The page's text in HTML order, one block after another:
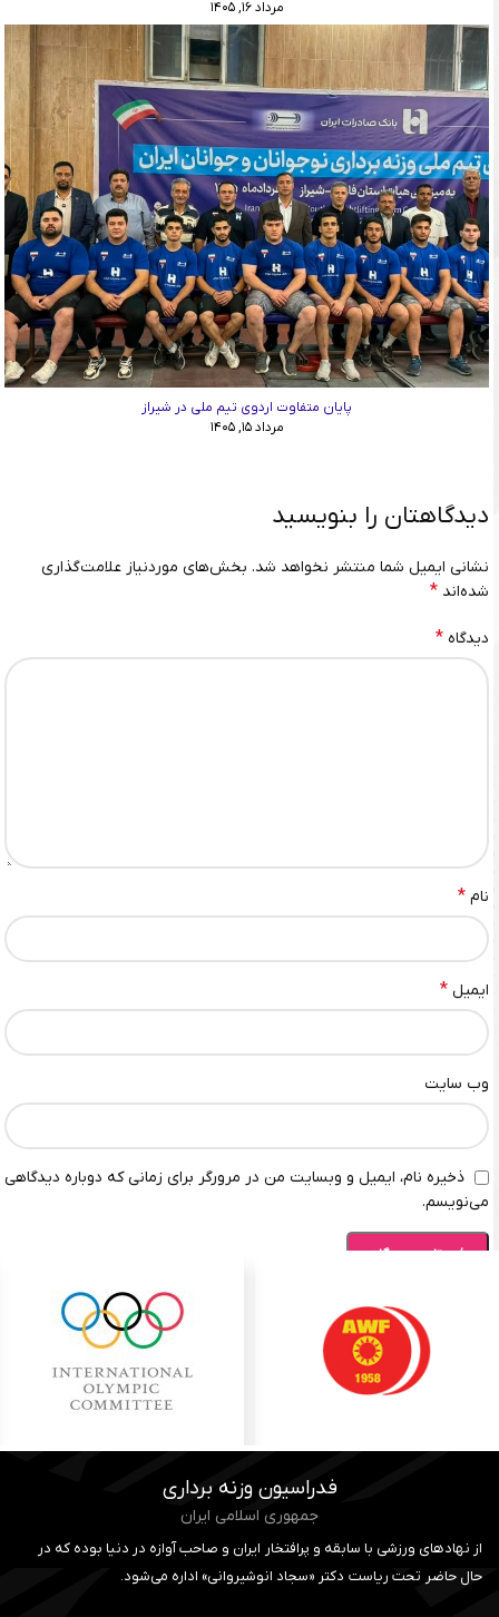
مرداد ۱۶, ۱۴۰۵
پایان متفاوت اردوی تیم ملی در شیراز
مرداد ۱۵, ۱۴۰۵
دیدگاهتان را بنویسید
نشانی ایمیل شما منتشر نخواهد شد. بخش‌های موردنیاز علامت‌گذاری
شده‌اند *
دیدگاه *
نام *
ایمیل *
وب‌ سایت
ذخیره نام، ایمیل و وبسایت من در مرورگر برای زمانی که دوباره دیدگاهی
می‌نویسم.
فدراسیون وزنه برداری
جمهوری اسلامی ایران
از نهادهای ورزشی با سابقه و پرافتخار ایران و صاحب آوازه در دنیا بوده که در
حال حاضر تحت ریاست دکتر «سجاد انوشیروانی» اداره می‌شود.